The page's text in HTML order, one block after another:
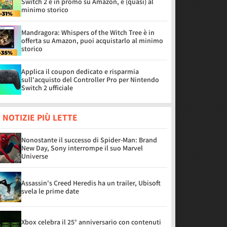
minimo storico
Mandragora: Whispers of the Witch Tree è in
offerta su Amazon, puoi acquistarlo al minimo
storico
Applica il coupon dedicato e risparmia
sull'acquisto del Controller Pro per Nintendo
Switch 2 ufficiale
NOTIZIE PIÙ LETTE
Nonostante il successo di Spider-Man: Brand
New Day, Sony interrompe il suo Marvel
Universe
Assassin's Creed Heredis ha un trailer, Ubisoft
svela le prime date
Xbox celebra il 25° anniversario con contenuti